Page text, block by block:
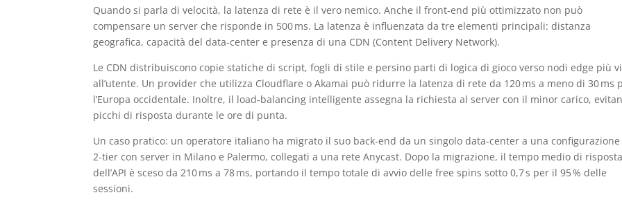
Quando si parla di velocità, la latenza di rete è il vero nemico. Anche il front‑end più ottimizzato non può
compensare un server che risponde in 500 ms. La latenza è influenzata da tre elementi principali: distanza
geografica, capacità del data‑center e presenza di una CDN (Content Delivery Network).
Le CDN distribuiscono copie statiche di script, fogli di stile e persino parti di logica di gioco verso nodi edge più
all’utente. Un provider che utilizza Cloudflare o Akamai può ridurre la latenza di rete da 120 ms a meno di 30 ms
l’Europa occidentale. Inoltre, il load‑balancing intelligente assegna la richiesta al server con il minor carico,
picchi di risposta durante le ore di punta.
Un caso pratico: un operatore italiano ha migrato il suo back‑end da un singolo data‑center a una configurazione
2‑tier con server in Milano e Palermo, collegati a una rete Anycast. Dopo la migrazione, il tempo medio di risposta
dell’API è sceso da 210 ms a 78 ms, portando il tempo totale di avvio delle free spins sotto 0,7 s per il 95 % delle
sessioni.